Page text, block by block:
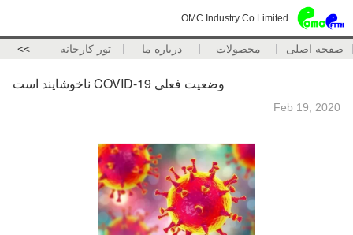
OMC Industry Co.Limited
صفحه اصلی محصولات درباره ما تور کارخانه >>
وضعیت فعلی COVID-19 ناخوشایند است
Feb 19, 2020